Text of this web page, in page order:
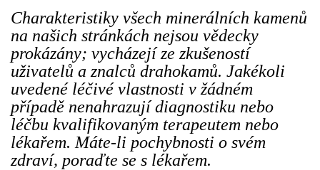
Charakteristiky všech minerálních kamenů
na našich stránkách nejsou vědecky
prokázány; vycházejí ze zkušeností
uživatelů a znalců drahokamů. Jakékoli
uvedené léčivé vlastnosti v žádném
případě nenahrazují diagnostiku nebo
léčbu kvalifikovaným terapeutem nebo
lékařem. Máte-li pochybnosti o svém
zdraví, poraďte se s lékařem.